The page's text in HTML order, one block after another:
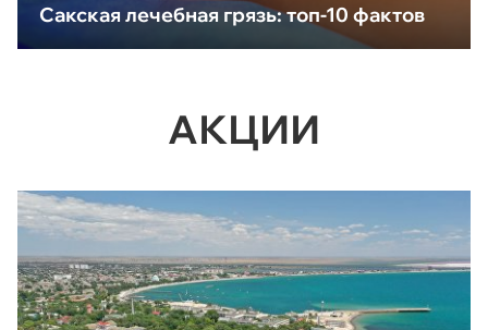
Сакская лечебная грязь: топ-10 фактов
АКЦИИ